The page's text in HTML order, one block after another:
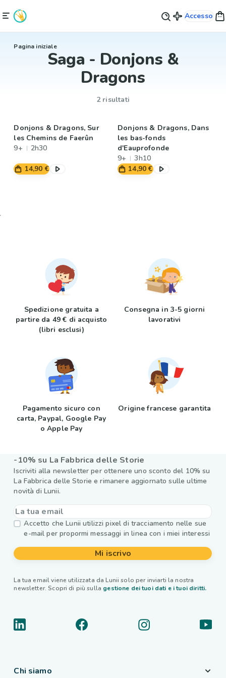
Accesso
Pagina iniziale
Saga - Donjons &
Dragons
2 risultati
Donjons & Dragons, Sur
les Chemins de Faerûn
9+
2h30
14,90 €
Donjons & Dragons, Dans
les bas-fonds
d'Eauprofonde
9+
3h10
14,90 €
Spedizione gratuita a
partire da 49 € di acquisto
(libri esclusi)
Consegna in 3-5 giorni
lavorativi
Pagamento sicuro con
carta, Paypal, Google Pay
o Apple Pay
Origine francese garantita
-10% su La Fabbrica delle Storie
Iscriviti alla newsletter per ottenere uno sconto del 10% su
La Fabbrica delle Storie e rimanere aggiornato sulle ultime
novità di Lunii.
Accetto che Lunii utilizzi pixel di tracciamento nelle sue
e-mail per propormi messaggi in linea con i miei interessi
Mi iscrivo
La tua email viene utilizzata da Lunii solo per inviarti la nostra
newsletter. Scopri di più sulla gestione dei tuoi dati e i tuoi diritti.
Chi siamo